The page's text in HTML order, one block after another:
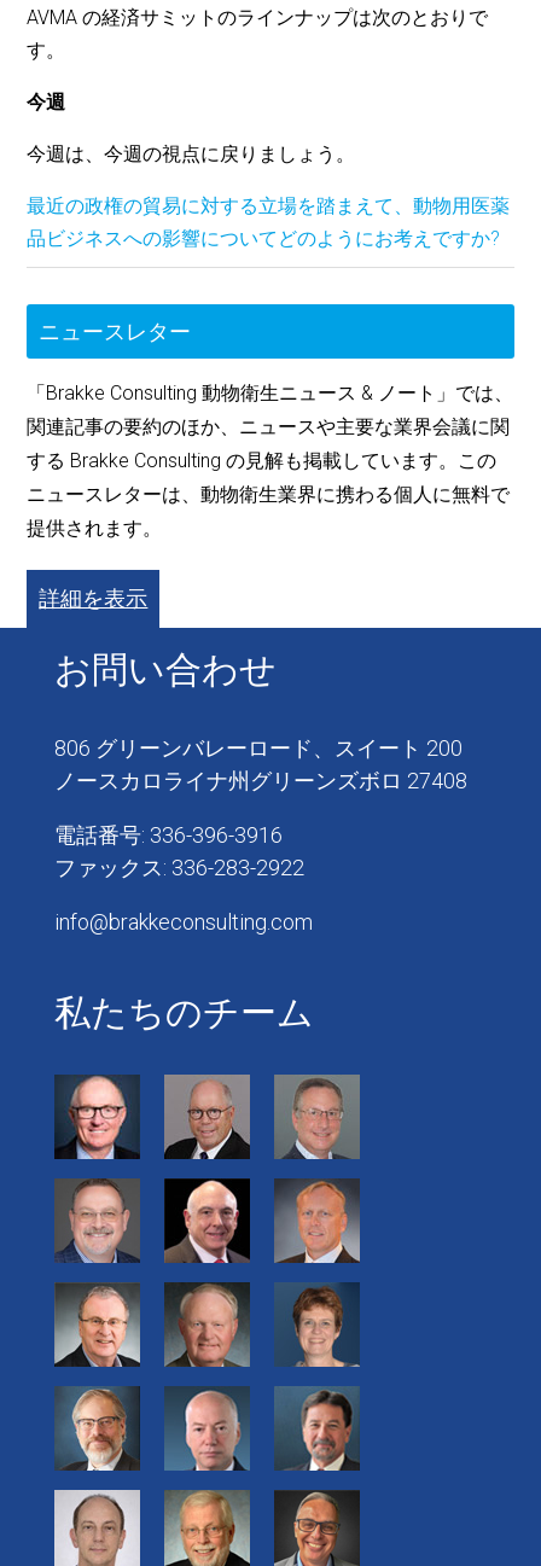
AVMA の経済サミットのラインナップは次のとおりで
す。
今週
今週は、今週の視点に戻りましょう。
最近の政権の貿易に対する立場を踏まえて、動物用医薬
品ビジネスへの影響についてどのようにお考えですか?
ニュースレター
「Brakke Consulting 動物衛生ニュース & ノート」では、
関連記事の要約のほか、ニュースや主要な業界会議に関
する Brakke Consulting の見解も掲載しています。この
ニュースレターは、動物衛生業界に携わる個人に無料で
提供されます。
詳細を表示
お問い合わせ
806 グリーンバレーロード、スイート 200
ノースカロライナ州グリーンズボロ 27408
電話番号: 336-396-3916
ファックス: 336-283-2922
info@brakkeconsulting.com
私たちのチーム